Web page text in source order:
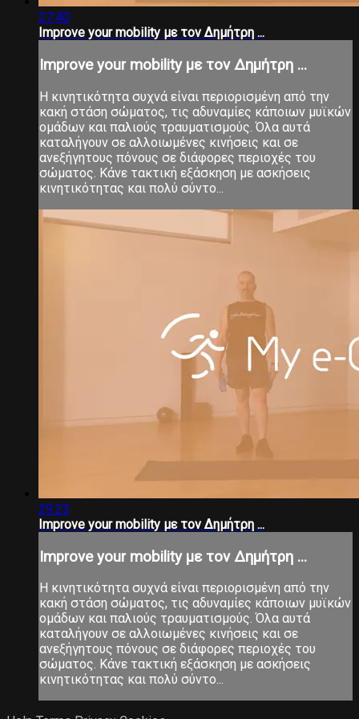
27:40
Improve your mobility με τον Δημήτρη ...
Improve your mobility με τον Δημήτρη ...
Η κινητικότητα συχνά είναι περιορισμένη από την
κακή στάση σώματος, τις αδυναμίες κάποιων μυϊκών
ομάδων και παλιούς τραυματισμούς. Όλα αυτά
καταλήγουν σε αλλοιωμένες κινήσεις και σε
ανεξήγητους πόνους σε διάφορες περιοχές του
σώματος. Κάνε τακτική εξάσκηση με ασκήσεις
κινητικότητας και πολύ σύντο...
29:23
Improve your mobility με τον Δημήτρη ...
Improve your mobility με τον Δημήτρη ...
Η κινητικότητα συχνά είναι περιορισμένη από την
κακή στάση σώματος, τις αδυναμίες κάποιων μυϊκών
ομάδων και παλιούς τραυματισμούς. Όλα αυτά
καταλήγουν σε αλλοιωμένες κινήσεις και σε
ανεξήγητους πόνους σε διάφορες περιοχές του
σώματος. Κάνε τακτική εξάσκηση με ασκήσεις
κινητικότητας και πολύ σύντο...